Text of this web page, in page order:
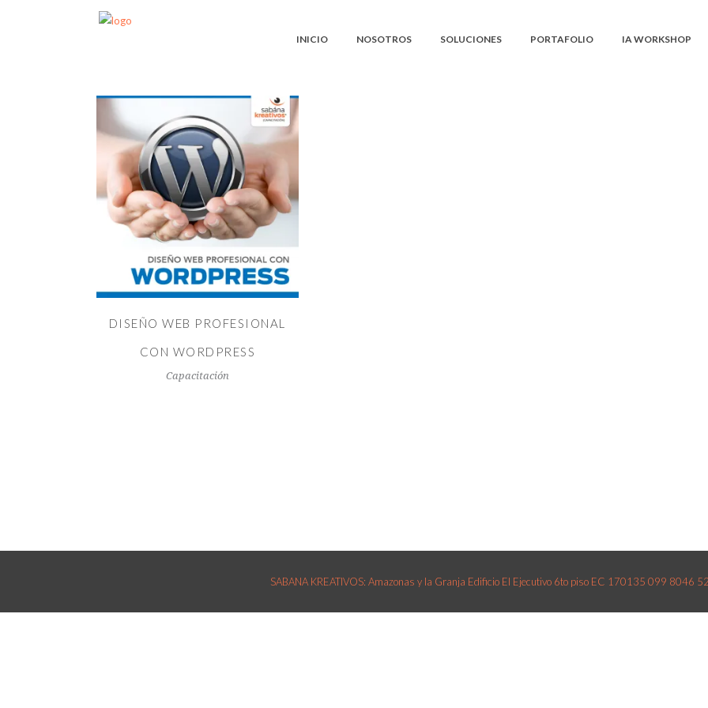
INICIO NOSOTROS SOLUCIONES PORTAFOLIO IA WORKSHOP
LEER MÁS
DISEÑO WEB PROFESIONAL
CON WORDPRESS
Capacitación
SABANA KREATIVOS: Amazonas y la Granja Edificio El Ejecutivo 6to piso EC 170135 099 8046